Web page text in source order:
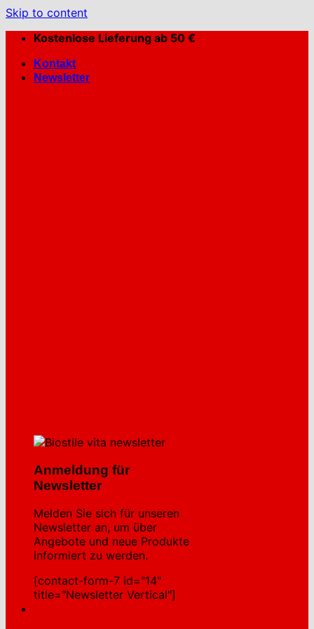
Skip to content
Kostenlose Lieferung ab 50 €
Kontakt
Newsletter
Anmeldung für
Newsletter
Melden Sie sich für unseren
Newsletter an, um über
Angebote und neue Produkte
informiert zu werden.
[contact-form-7 id="14"
title="Newsletter Vertical"]